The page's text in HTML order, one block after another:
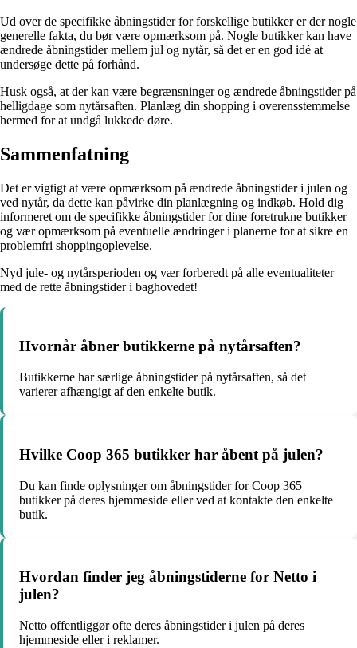
Ud over de specifikke åbningstider for forskellige butikker er der nogle
generelle fakta, du bør være opmærksom på. Nogle butikker kan have
ændrede åbningstider mellem jul og nytår, så det er en god idé at
undersøge dette på forhånd.
Husk også, at der kan være begrænsninger og ændrede åbningstider på
helligdage som nytårsaften. Planlæg din shopping i overensstemmelse
hermed for at undgå lukkede døre.
Sammenfatning
Det er vigtigt at være opmærksom på ændrede åbningstider i julen og
ved nytår, da dette kan påvirke din planlægning og indkøb. Hold dig
informeret om de specifikke åbningstider for dine foretrukne butikker
og vær opmærksom på eventuelle ændringer i planerne for at sikre en
problemfri shoppingoplevelse.
Nyd jule- og nytårsperioden og vær forberedt på alle eventualiteter
med de rette åbningstider i baghovedet!
Hvornår åbner butikkerne på nytårsaften?
Butikkerne har særlige åbningstider på nytårsaften, så det
varierer afhængigt af den enkelte butik.
Hvilke Coop 365 butikker har åbent på julen?
Du kan finde oplysninger om åbningstider for Coop 365
butikker på deres hjemmeside eller ved at kontakte den enkelte
butik.
Hvordan finder jeg åbningstiderne for Netto i
julen?
Netto offentliggør ofte deres åbningstider i julen på deres
hjemmeside eller i reklamer.